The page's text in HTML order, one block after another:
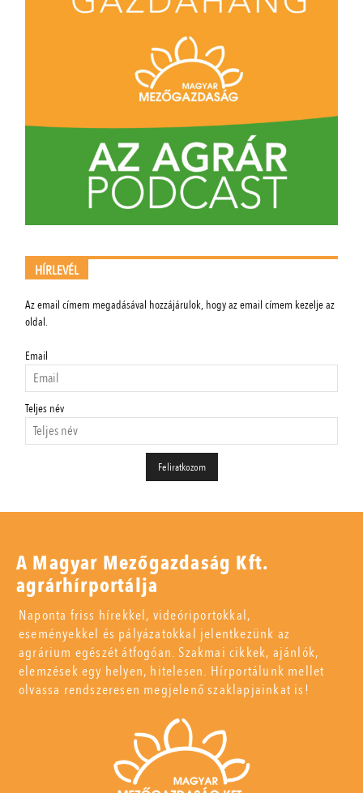
HÍRLEVÉL
Az email címem megadásával hozzájárulok, hogy az email címem kezelje az
oldal.
Email
Teljes név
A Magyar Mezőgazdaság Kft.
agrárhírportálja
Naponta friss hírekkel, videóriportokkal,
eseményekkel és pályázatokkal jelentkezünk az
agrárium egészét átfogóan. Szakmai cikkek, ajánlók,
elemzések egy helyen, hitelesen. Hírportálunk mellet
olvassa rendszeresen megjelenő szaklapjainkat is!